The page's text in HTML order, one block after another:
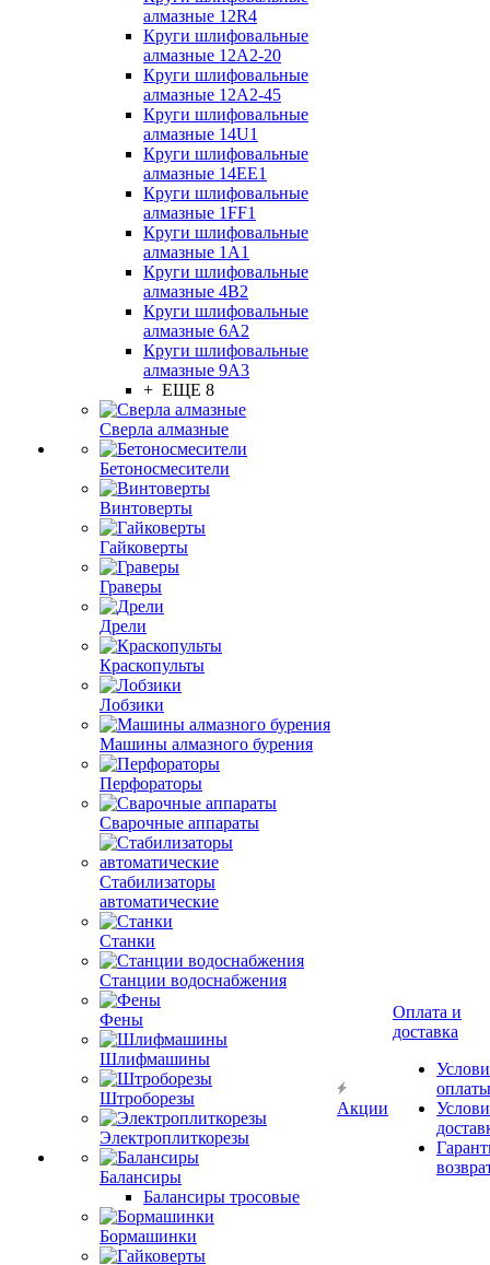
алмазные 12R4
Круги шлифовальные
алмазные 12А2-20
Круги шлифовальные
алмазные 12А2-45
Круги шлифовальные
алмазные 14U1
Круги шлифовальные
алмазные 14ЕЕ1
Круги шлифовальные
алмазные 1FF1
Круги шлифовальные
алмазные 1А1
Круги шлифовальные
алмазные 4В2
Круги шлифовальные
алмазные 6A2
Круги шлифовальные
алмазные 9А3
+ ЕЩЕ 8
Сверла алмазные
Бетоносмесители
Винтоверты
Гайковерты
Граверы
Дрели
Краскопульты
Лобзики
Машины алмазного бурения
Перфораторы
Сварочные аппараты
Стабилизаторы
автоматические
Станки
Станции водоснабжения
Фены
Шлифмашины
Штроборезы
Электроплиткорезы
Балансиры
Балансиры тросовые
Бормашинки
Акции
Оплата и
доставка
оплаты